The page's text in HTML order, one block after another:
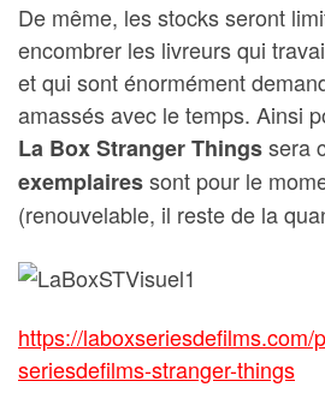
De même, les stocks seront
encombrer les livreurs qui
et qui sont énormément
amassés avec le temps. Ainsi
La Box Stranger Thingssera
exemplairessont pour le
(renouvelable, il reste de la
https://laboxseriesdefilms.com/
seriesdefilms-stranger-things